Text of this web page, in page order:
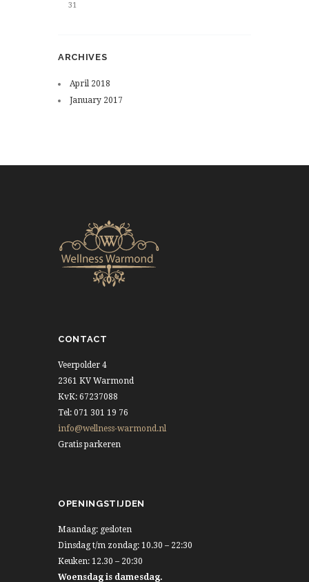
31
ARCHIVES
April 2018
January 2017
CONTACT
Veerpolder 4
2361 KV Warmond
KvK: 67237088
Tel: 071 301 19 76
info@wellness-warmond.nl
Gratis parkeren
OPENINGSTIJDEN
Maandag: gesloten
Dinsdag t/m zondag: 10.30 – 22:30
Keuken: 12.30 – 20:30
Woensdag is damesdag.